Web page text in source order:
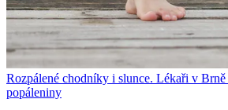
Rozpálené chodníky i slunce. Lékaři v Brně
popáleniny